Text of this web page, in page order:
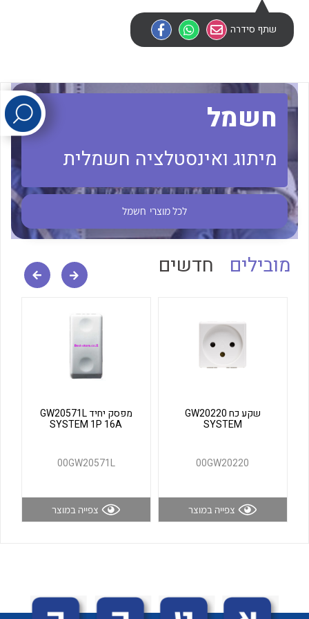
לכל מוצרי היצרן
לכל מוצרי היצרן לכל מוצרי היצרן
שתף סידרה
חשמל
מיתוג ואינסטלציה חשמלית
לכל מוצרי חשמל
מובילים חדשים
שקע כח GW20220
SYSTEM
00GW20220
צפייה במוצר
מפסק יחיד GW20571L
SYSTEM 1P 16A
00GW20571L
צפייה במוצר